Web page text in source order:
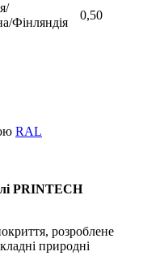
Фінляндія
0,50
RAL
PRINTECH
розроблене
природні